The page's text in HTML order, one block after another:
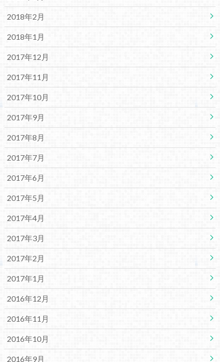
2018年2月
2018年1月
2017年12月
2017年11月
2017年10月
2017年9月
2017年8月
2017年7月
2017年6月
2017年5月
2017年4月
2017年3月
2017年2月
2017年1月
2016年12月
2016年11月
2016年10月
2016年9月